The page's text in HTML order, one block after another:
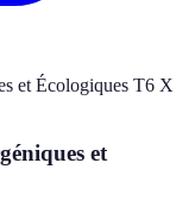
et